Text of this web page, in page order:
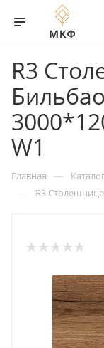
R3
W1
Главная — Каталог
— R3